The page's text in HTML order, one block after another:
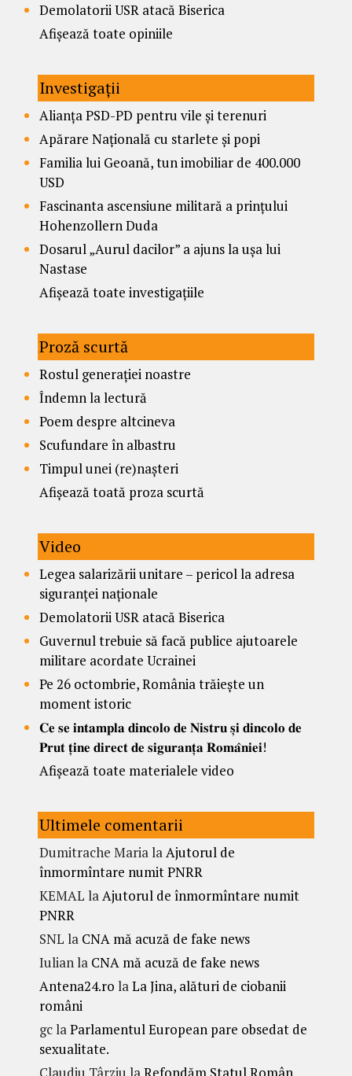
Demolatorii USR atacă Biserica
Afișează toate opiniile
Investigații
Alianța PSD-PD pentru vile și terenuri
Apărare Națională cu starlete și popi
Familia lui Geoană, tun imobiliar de 400.000
USD
Fascinanta ascensiune militară a prințului
Hohenzollern Duda
Dosarul „Aurul dacilor” a ajuns la ușa lui
Nastase
Afișează toate investigațiile
Proză scurtă
Rostul generației noastre
Îndemn la lectură
Poem despre altcineva
Scufundare în albastru
Timpul unei (re)nașteri
Afișează toată proza scurtă
Video
Legea salarizării unitare – pericol la adresa
siguranței naționale
Demolatorii USR atacă Biserica
Guvernul trebuie să facă publice ajutoarele
militare acordate Ucrainei
Pe 26 octombrie, România trăiește un
moment istoric
𝐂𝐞 𝐬𝐞 𝐢𝐧𝐭𝐚𝐦𝐩𝐥𝐚 𝐝𝐢𝐧𝐜𝐨𝐥𝐨 𝐝𝐞 𝐍𝐢𝐬𝐭𝐫𝐮 𝐬̦𝐢 𝐝𝐢𝐧𝐜𝐨𝐥𝐨 𝐝𝐞
𝐏𝐫𝐮𝐭 𝐭̦𝐢𝐧𝐞 𝐝𝐢𝐫𝐞𝐜𝐭 𝐝𝐞 𝐬𝐢𝐠𝐮𝐫𝐚𝐧𝐭̦𝐚 𝐑𝐨𝐦𝐚̂𝐧𝐢𝐞𝐢!
Afișează toate materialele video
Ultimele comentarii
Dumitrache MarialaAjutorul de
înmormîntare numit PNRR
KEMAL laAjutorul de înmormîntare numit
PNRR
SNL la CNA mă acuză de fake news
Iulianla CNA mă acuză de fake news
Antena24.ro laLa Jina, alături de ciobanii
români
gclaParlamentul European pare obsedat de
sexualitate.